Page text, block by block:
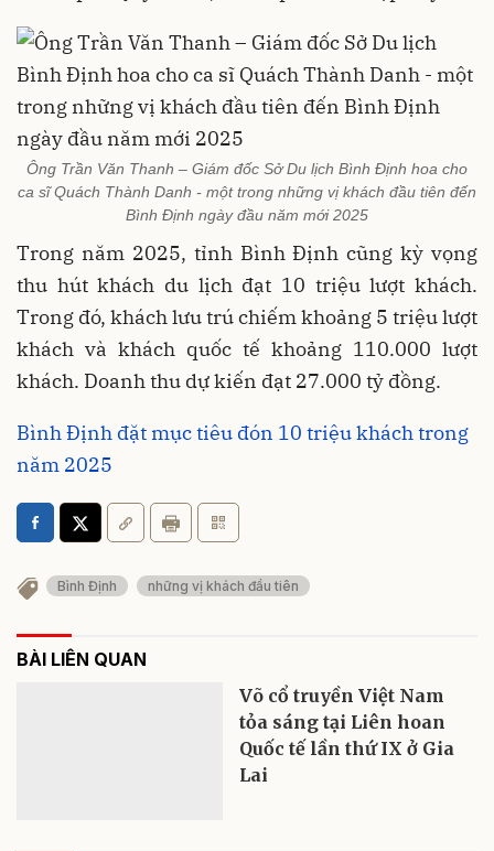
Ông Trần Văn Thanh – Giám đốc Sở Du lịch Bình Định hoa cho
ca sĩ Quách Thành Danh - một trong những vị khách đầu tiên đến
Bình Định ngày đầu năm mới 2025
Trong năm 2025, tỉnh Bình Định cũng kỳ vọng
thu hút khách du lịch đạt 10 triệu lượt khách.
Trong đó, khách lưu trú chiếm khoảng 5 triệu lượt
khách và khách quốc tế khoảng 110.000 lượt
khách. Doanh thu dự kiến đạt 27.000 tỷ đồng.
Bình Định đặt mục tiêu đón 10 triệu khách trong
năm 2025
Bình Định những vị khách đầu tiên
BÀI LIÊN QUAN
Võ cổ truyền Việt Nam
tỏa sáng tại Liên hoan
Quốc tế lần thứ IX ở Gia
Lai